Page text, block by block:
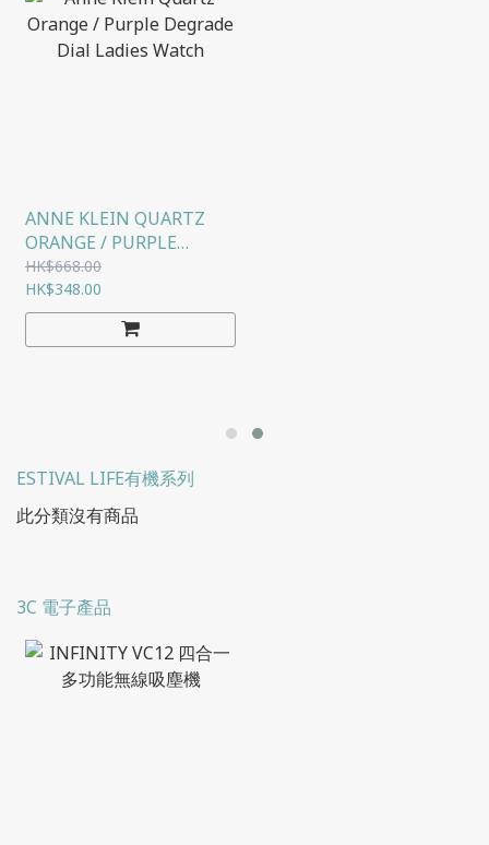
ANNE KLEIN QUARTZ
ORANGE / PURPLE
DEGRADE DIAL LADIES
WATCH
HK$668.00
HK$348.00
ESTIVAL LIFE有機系列
此分類沒有商品
3C 電子產品